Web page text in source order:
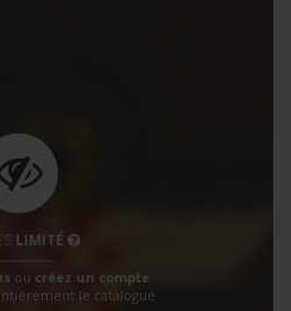
LIMITÉ
ou créez un compte
le catalogue